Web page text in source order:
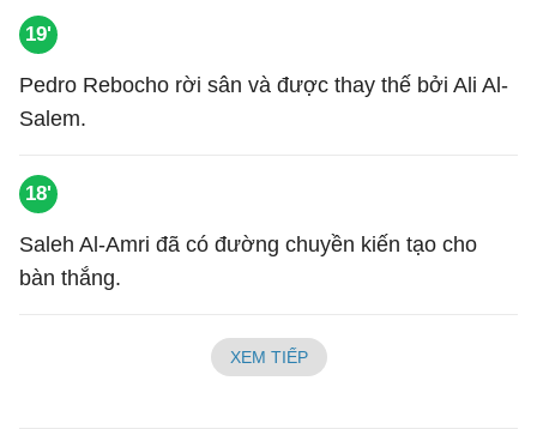
19'
Pedro Rebocho rời sân và được thay thế bởi Ali Al-
Salem.
18'
Saleh Al-Amri đã có đường chuyền kiến tạo cho
bàn thắng.
XEM TIẾP